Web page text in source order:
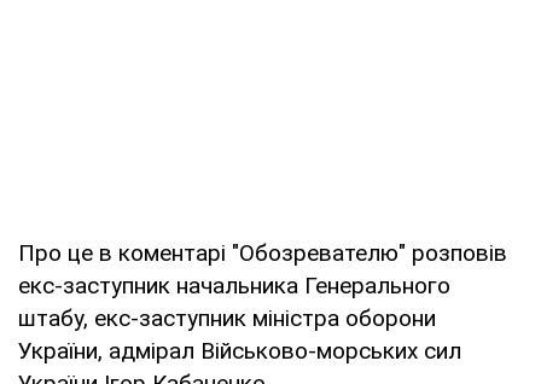
Про це в коментарі "Обозревателю" розповів
екс-заступник начальника Генерального
штабу, екс-заступник міністра оборони
України, адмірал Військово-морських сил